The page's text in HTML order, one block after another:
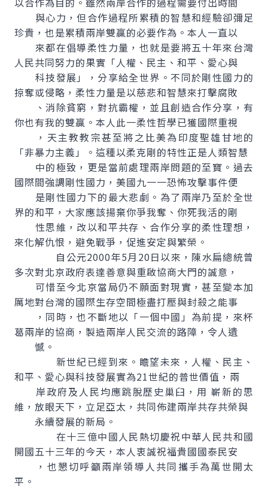
與心力，但合作過程所累積的智慧和經驗卻彌足
珍貴，也是累積兩岸雙贏的必要作為。本人一直以
來都在倡導柔性力量，也就是要將五十年來台灣
人民共同努力的果實「人權、民主、和平、愛心與
科技發展」，分享給全世界。不同於剛性國力的
掠奪或侵略，柔性力量是以慈悲和智慧來打擊腐敗
、消除貧窮，對抗霸權，並且創造合作分享，有
你也有我的雙贏。本人此一柔性哲學已獲國際重視
，天主教教宗甚至將之比美為印度聖雄甘地的
「非暴力主義」。這種以柔克剛的特性正是人類智慧
中的極致，更是當前處理兩岸問題的至寶。過去
國際間強調剛性國力，美國九一一恐怖攻擊事件便
是剛性國力下的最大悲劇。為了兩岸乃至於全世
界的和平，大家應該揚棄你爭我奪、你死我活的剛
性思維，改以和平共存、合作分享的柔性理想，
來化解仇恨，避免戰爭，促進安定與繁榮。
自公元2000年5月20日以來，陳水扁總統曾
多次對北京政府表達善意與重啟協商大門的誠意，
可惜至今北京當局仍不願面對現實，甚至變本加
厲地對台灣的國際生存空間極盡打壓與封殺之能事
，同時，也不斷地以「一個中國」為前提，來杯
葛兩岸的協商，製造兩岸人民交流的路障，令人遺
憾。
新世紀已經到來。瞻望未來，人權、民主、
和平、愛心與科技發展實為21世紀的普世價值，兩
岸政府及人民均應跳脫歷史巢臼，用 嶄新的思
維，放眼天下，立足亞太，共同佈建兩岸共存共榮與
永續發展的新局。
在十三億中國人民熱切慶祝中華人民共和國
開國五十三年的今天，本人衷誠祝福貴國國泰民安
，也懇切呼籲兩岸領導人共同攜手為萬世開太
平。